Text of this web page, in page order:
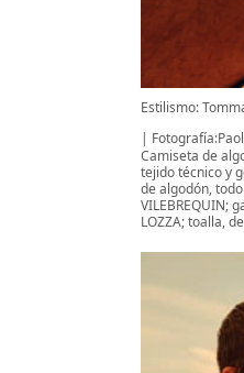
Estilismo:
Camiseta de
tejido técnico y
de algodón,
VILEBREQUIN;
LOZZA; toalla,